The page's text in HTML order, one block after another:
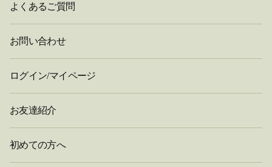
よくあるご質問
お問い合わせ
ログイン/マイページ
お友達紹介
初めての方へ